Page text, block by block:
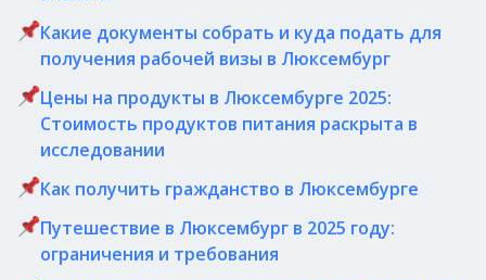
Какие документы собрать и куда подать для
получения рабочей визы в Люксембург
Цены на продукты в Люксембурге 2025:
Стоимость продуктов питания раскрыта в
исследовании
Как получить гражданство в Люксембурге
Путешествие в Люксембург в 2025 году:
ограничения и требования